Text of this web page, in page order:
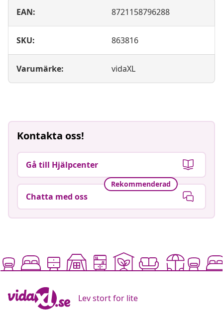
EAN: 8721158796288
SKU: 863816
Varumärke: vidaXL
Kontakta oss!
Gå till Hjälpcenter
Rekommenderad
Chatta med oss
Lev stort for lite